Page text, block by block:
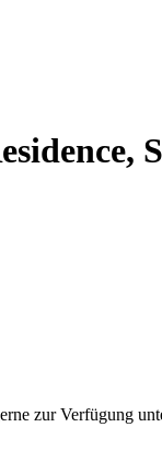
zur Verfügung